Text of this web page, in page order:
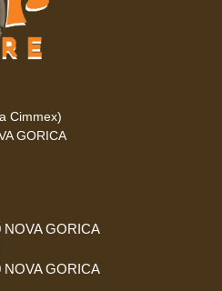
Cimmex)
GORICA
NOVA GORICA
NOVA GORICA